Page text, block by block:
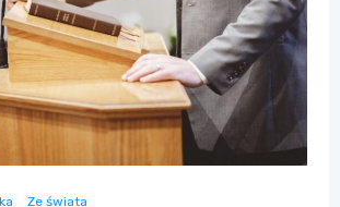
Ze świata